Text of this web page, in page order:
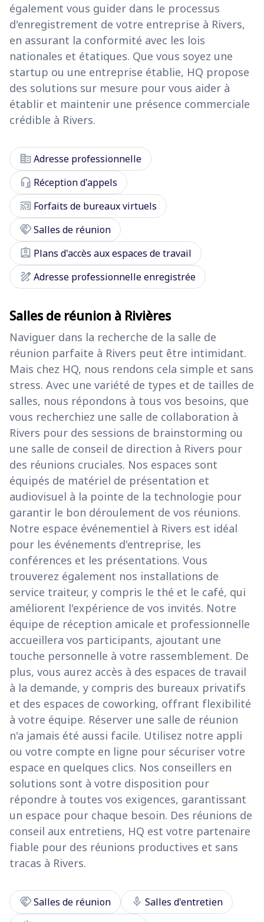
également vous guider dans le processus
d'enregistrement de votre entreprise à Rivers,
en assurant la conformité avec les lois
nationales et étatiques. Que vous soyez une
startup ou une entreprise établie, HQ propose
des solutions sur mesure pour vous aider à
établir et maintenir une présence commerciale
crédible à Rivers.
corporate_fareAdresse professionnelle
headset_mic Réception d'appels
cast_connected Forfaits de bureaux virtuels
handshakeSalles de réunion
assignment_ind Plans d'accès aux espaces de travail
draw Adresse professionnelle enregistrée
Salles de réunion à Rivières
Naviguer dans la recherche de la salle de
réunion parfaite à Rivers peut être intimidant.
Mais chez HQ, nous rendons cela simple et sans
stress. Avec une variété de types et de tailles de
salles, nous répondons à tous vos besoins, que
vous recherchiez une salle de collaboration à
Rivers pour des sessions de brainstorming ou
une salle de conseil de direction à Rivers pour
des réunions cruciales. Nos espaces sont
équipés de matériel de présentation et
audiovisuel à la pointe de la technologie pour
garantir le bon déroulement de vos réunions.
Notre espace événementiel à Rivers est idéal
pour les événements d'entreprise, les
conférences et les présentations. Vous
trouverez également nos installations de
service traiteur, y compris le thé et le café, qui
améliorent l'expérience de vos invités. Notre
équipe de réception amicale et professionnelle
accueillera vos participants, ajoutant une
touche personnelle à votre rassemblement. De
plus, vous aurez accès à des espaces de travail
à la demande, y compris des bureaux privatifs
et des espaces de coworking, offrant flexibilité
à votre équipe. Réserver une salle de réunion
n'a jamais été aussi facile. Utilisez notre appli
ou votre compte en ligne pour sécuriser votre
espace en quelques clics. Nos conseillers en
solutions sont à votre disposition pour
répondre à toutes vos exigences, garantissant
un espace pour chaque besoin. Des réunions de
conseil aux entretiens, HQ est votre partenaire
fiable pour des réunions productives et sans
tracas à Rivers.
handshakeSalles de réunion mic Salles d'entretien